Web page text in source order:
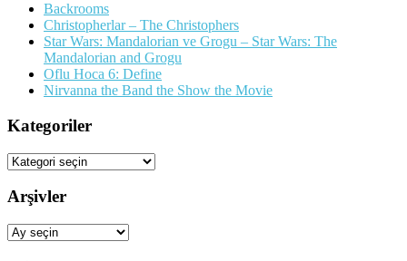
Backrooms
Christopherlar – The Christophers
Star Wars: Mandalorian ve Grogu – Star Wars: The
Mandalorian and Grogu
Oflu Hoca 6: Define
Nirvanna the Band the Show the Movie
Kategoriler
Kategoriler
Arşivler
Arşivler